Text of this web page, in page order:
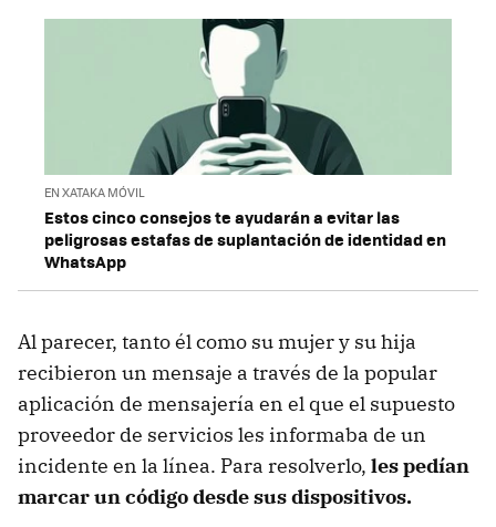
EN XATAKA MÓVIL
Estos cinco consejos te ayudarán a evitar las
peligrosas estafas de suplantación de identidad en
WhatsApp
Al parecer, tanto él como su mujer y su hija
recibieron un mensaje a través de la popular
aplicación de mensajería en el que el supuesto
proveedor de servicios les informaba de un
incidente en la línea. Para resolverlo, les pedían
marcar un código desde sus dispositivos.